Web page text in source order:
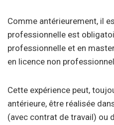
Comme antérieurement, il
professionnelle est
professionnelle et en
en licence non
Cette expérience peut,
antérieure, être réalisée
(avec contrat de travail) ou